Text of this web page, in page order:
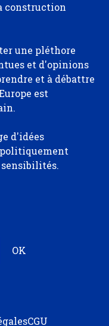
construction
une pléthore
et d'opinions
et à débattre
est
d'idées
CGU